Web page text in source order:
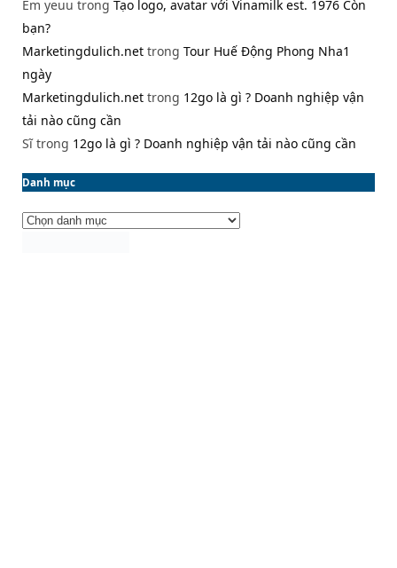
Em yeuu trong Tạo logo, avatar với Vinamilk est. 1976 Còn
bạn?
Marketingdulich.net trong Tour Huế Động Phong Nha1
ngày
Marketingdulich.net trong 12go là gì ? Doanh nghiệp vận
tải nào cũng cần
Sĩtrong 12go là gì ? Doanh nghiệp vận tải nào cũng cần
Danh mục
Danh